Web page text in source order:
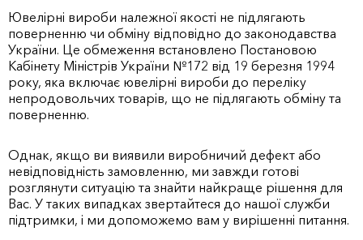
Ювелірні вироби належної якості не підлягають
поверненню чи обміну відповідно до законодавства
України. Це обмеження встановлено Постановою
Кабінету Міністрів України №172 від 19 березня 1994
року, яка включає ювелірні вироби до переліку
непродовольчих товарів, що не підлягають обміну та
поверненню.
Однак, якщо ви виявили виробничий дефект або
невідповідність замовленню, ми завжди готові
розглянути ситуацію та знайти найкраще рішення для
Вас. У таких випадках звертайтеся до нашої служби
підтримки, і ми допоможемо вам у вирішенні питання.